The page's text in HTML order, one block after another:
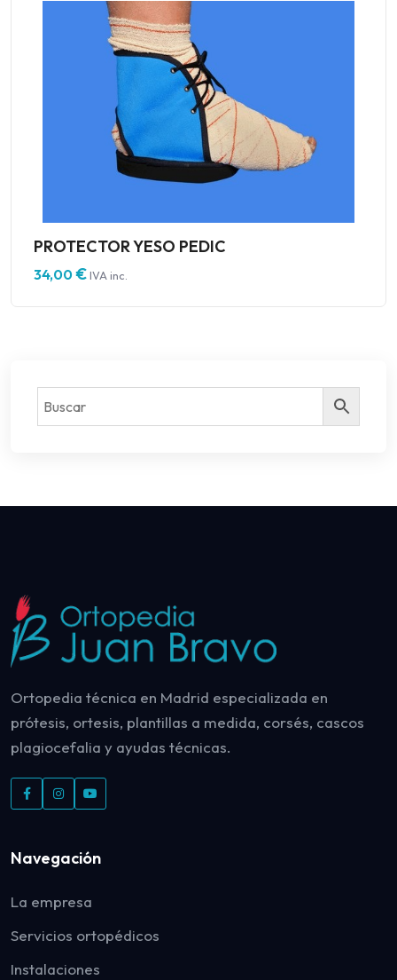
PROTECTOR YESO PEDIC
34,00€IVA inc.
Ortopedia técnica en Madrid especializada en
prótesis, ortesis, plantillas a medida, corsés, cascos
plagiocefalia y ayudas técnicas.
Navegación
La empresa
Servicios ortopédicos
Instalaciones